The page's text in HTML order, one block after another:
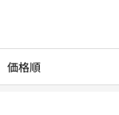
価格順